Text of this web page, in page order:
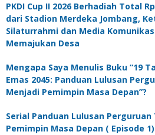
PKDI Cup II 2026 Berhadiah Total
dari Stadion Merdeka Jombang,
Silaturrahmi dan Media
Memajukan Desa
Mengapa Saya Menulis Buku “19
Emas 2045: Panduan Lulusan
Menjadi Pemimpin Masa Depan”?
Serial Panduan Lulusan
Pemimpin Masa Depan ( Episode 1)